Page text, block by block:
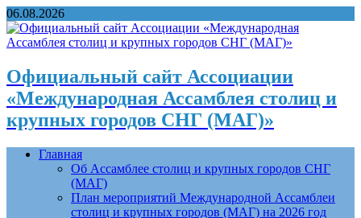
06.08.2026
Официальный сайт Ассоциации
«Международная Ассамблея столиц и
крупных городов СНГ (МАГ)»
Главная
Об Ассамблее столиц и крупных городов СНГ
(МАГ)
План мероприятий Международной Ассамблеи
столиц и крупных городов (МАГ) на 2026 год